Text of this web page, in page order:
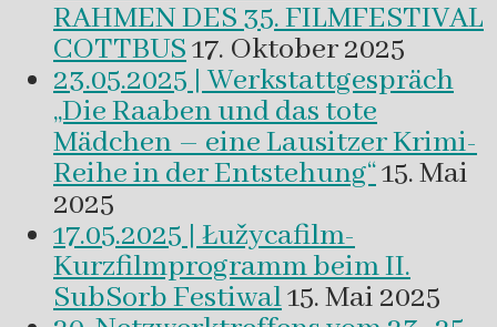
RAHMEN DES 35. FILMFESTIVAL
COTTBUS17. Oktober 2025
23.05.2025 | Werkstattgespräch
„Die Raaben und das tote
Mädchen – eine Lausitzer Krimi-
Reihe in der Entstehung“15. Mai
2025
17.05.2025 | Łužycafilm-
Kurzfilmprogramm beim II.
SubSorb Festiwal15. Mai 2025